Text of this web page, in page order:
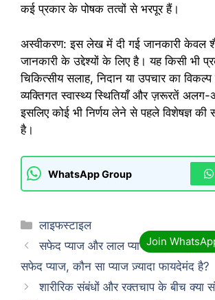
कई प्रकार के पोषक तत्वों से भरपूर हैं।
अस्वीकरण: इस लेख में दी गई जानकारी केवल
जानकारी के उद्देश्यों के लिए है। यह किसी भी
चिकित्सीय सलाह, निदान या उपचार का
व्यक्तिगत स्वास्थ्य स्थितियाँ और ज़रूरतें
इसलिए कोई भी निर्णय लेने से पहले विशेषज्ञ की
है।
WhatsApp Group
Categories
लाइफस्टाइल
सफेद प्याज और लाल प्याज में क्या अंतर है?
सफेद प्याज, कौन सा प्याज ज़्यादा फायदेमंद है?
शारीरिक संबंधों और रक्तचाप के बीच क्या